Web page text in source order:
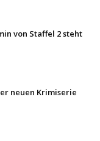
von Staffel 2 steht
neuen Krimiserie